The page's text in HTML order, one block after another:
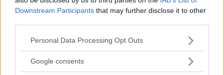
Downstream Participants that may further disclose it to other
Please note that this website/app uses one or more Google
not limited to your visit or usage behaviour. You may click to
Personal Data Processing Opt Outs
Google consents
GOSSIP
Le 10 più belle frasi dei The